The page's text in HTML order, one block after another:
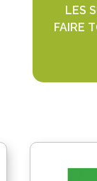
LES
FAIRE